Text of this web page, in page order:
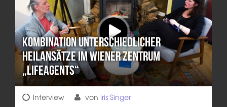
Kombination unterschiedlicher
Heilansätze im Wiener Zentrum
„lifeAGEnts“
Interview von Iris Singer